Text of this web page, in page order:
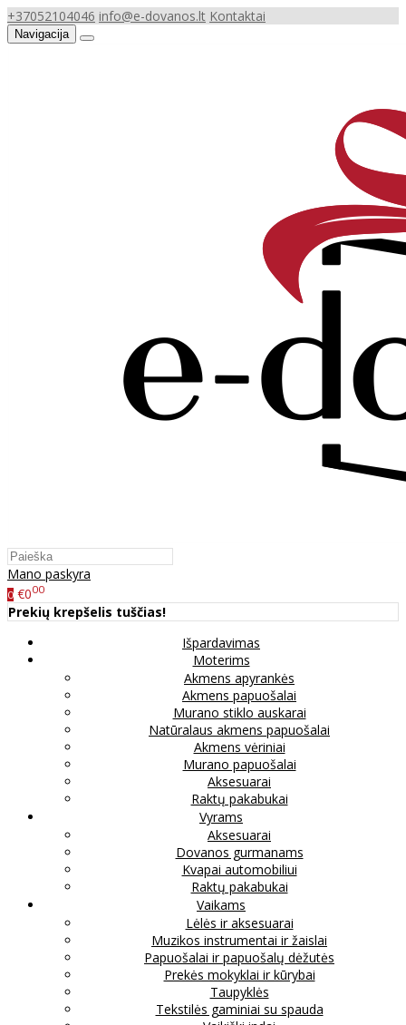
+37052104046 info@e-dovanos.lt Kontaktai
Navigacija
Mano paskyra
0 €000
Prekių krepšelis tuščias!
Išpardavimas
Moterims
Akmens apyrankės
Akmens papuošalai
Murano stiklo auskarai
Natūralaus akmens papuošalai
Akmens vėriniai
Murano papuošalai
Aksesuarai
Raktų pakabukai
Vyrams
Aksesuarai
Dovanos gurmanams
Kvapai automobiliui
Raktų pakabukai
Vaikams
Lėlės ir aksesuarai
Muzikos instrumentai ir žaislai
Papuošalai ir papuošalų dėžutės
Prekės mokyklai ir kūrybai
Taupyklės
Tekstilės gaminiai su spauda